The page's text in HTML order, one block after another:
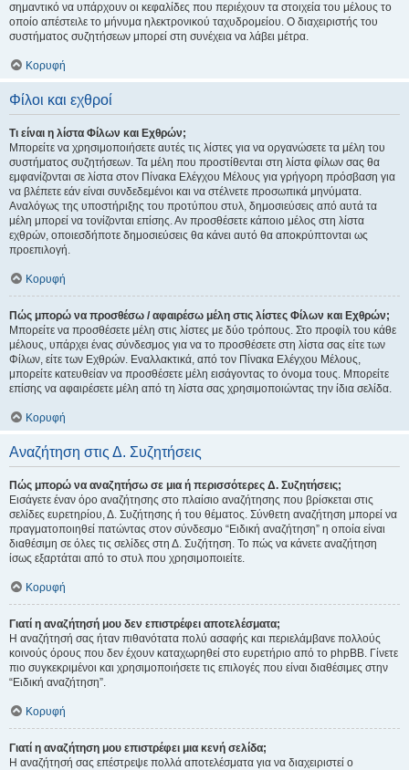
σημαντικό να υπάρχουν οι κεφαλίδες που περιέχουν τα στοιχεία του μέλους το
οποίο απέστειλε το μήνυμα ηλεκτρονικού ταχυδρομείου. Ο διαχειριστής του
συστήματος συζητήσεων μπορεί στη συνέχεια να λάβει μέτρα.
Κορυφή
Φίλοι και εχθροί
Τι είναι η λίστα Φίλων και Εχθρών;
Μπορείτε να χρησιμοποιήσετε αυτές τις λίστες για να οργανώσετε τα μέλη του
συστήματος συζητήσεων. Τα μέλη που προστίθενται στη λίστα φίλων σας θα
εμφανίζονται σε λίστα στον Πίνακα Ελέγχου Μέλους για γρήγορη πρόσβαση για
να βλέπετε εάν είναι συνδεδεμένοι και να στέλνετε προσωπικά μηνύματα.
Αναλόγως της υποστήριξης του προτύπου στυλ, δημοσιεύσεις από αυτά τα
μέλη μπορεί να τονίζονται επίσης. Αν προσθέσετε κάποιο μέλος στη λίστα
εχθρών, οποιεσδήποτε δημοσιεύσεις θα κάνει αυτό θα αποκρύπτονται ως
προεπιλογή.
Κορυφή
Πώς μπορώ να προσθέσω / αφαιρέσω μέλη στις λίστες Φίλων και Εχθρών;
Μπορείτε να προσθέσετε μέλη στις λίστες με δύο τρόπους. Στο προφίλ του κάθε
μέλους, υπάρχει ένας σύνδεσμος για να το προσθέσετε στη λίστα σας είτε των
Φίλων, είτε των Εχθρών. Εναλλακτικά, από τον Πίνακα Ελέγχου Μέλους,
μπορείτε κατευθείαν να προσθέσετε μέλη εισάγοντας το όνομα τους. Μπορείτε
επίσης να αφαιρέσετε μέλη από τη λίστα σας χρησιμοποιώντας την ίδια σελίδα.
Κορυφή
Αναζήτηση στις Δ. Συζητήσεις
Πώς μπορώ να αναζητήσω σε μια ή περισσότερες Δ. Συζητήσεις;
Εισάγετε έναν όρο αναζήτησης στο πλαίσιο αναζήτησης που βρίσκεται στις
σελίδες ευρετηρίου, Δ. Συζήτησης ή του θέματος. Σύνθετη αναζήτηση μπορεί να
πραγματοποιηθεί πατώντας στον σύνδεσμο “Ειδική αναζήτηση” η οποία είναι
διαθέσιμη σε όλες τις σελίδες στη Δ. Συζήτηση. Το πώς να κάνετε αναζήτηση
ίσως εξαρτάται από το στυλ που χρησιμοποιείτε.
Κορυφή
Γιατί η αναζήτησή μου δεν επιστρέφει αποτελέσματα;
Η αναζήτησή σας ήταν πιθανότατα πολύ ασαφής και περιελάμβανε πολλούς
κοινούς όρους που δεν έχουν καταχωρηθεί στο ευρετήριο από το phpBB. Γίνετε
πιο συγκεκριμένοι και χρησιμοποιήσετε τις επιλογές που είναι διαθέσιμες στην
“Ειδική αναζήτηση”.
Κορυφή
Γιατί η αναζήτηση μου επιστρέφει μια κενή σελίδα;
Η αναζήτησή σας επέστρεψε πολλά αποτελέσματα για να διαχειριστεί ο